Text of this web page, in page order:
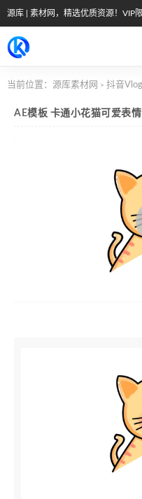
源库 | 素材网，精选优质资源！VIP
当前位置： 源库素材网 > 抖音
AE模板 卡通小花猫可爱表